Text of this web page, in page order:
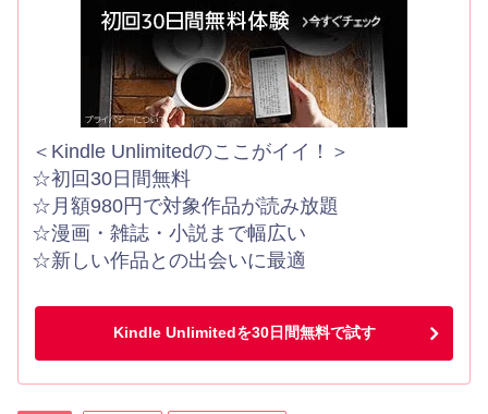
＜Kindle Unlimitedのここがイイ！＞
☆初回30日間無料
☆月額980円で対象作品が読み放題
☆漫画・雑誌・小説まで幅広い
☆新しい作品との出会いに最適
Kindle Unlimitedを30日間無料で試す